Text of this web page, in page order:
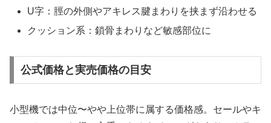
U字：脛の外側やアキレス腱まわりを挟まず沿わせる
クッション系：鎖骨まわりなど敏感部位に
公式価格と実売価格の目安
小型機では中位〜やや上位帯に属する価格感。セールやキ